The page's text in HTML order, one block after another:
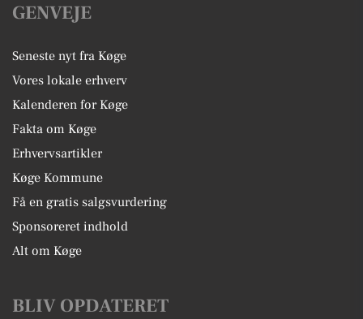
GENVEJE
Seneste nyt fra Køge
Vores lokale erhverv
Kalenderen for Køge
Fakta om Køge
Erhvervsartikler
Køge Kommune
Få en gratis salgsvurdering
Sponsoreret indhold
Alt om Køge
BLIV OPDATERET